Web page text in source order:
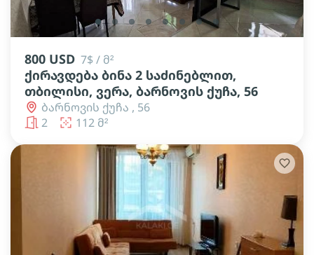
lens lens lens lens lens lens lens lens
800 USD 7$ / მ²
ქირავდება ბინა 2 საძინებლით,
თბილისი, ვერა, ბარნოვის ქუჩა, 56
ბარნოვის ქუჩა , 56
2
112 მ²